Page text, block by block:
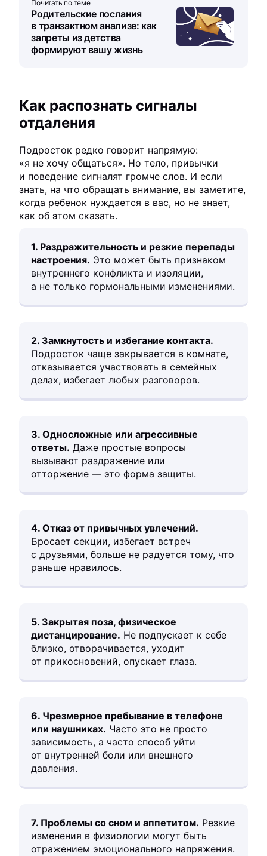
Почитать по теме
Родительские послания
в транзактном анализе: как
запреты из детства
формируют вашу жизнь
Как распознать сигналы
отдаления
Подросток редко говорит напрямую:
«я не хочу общаться». Но тело, привычки
и поведение сигналят громче слов. И если
знать, на что обращать внимание, вы заметите,
когда ребенок нуждается в вас, но не знает,
как об этом сказать.
1. Раздражительность и резкие перепады
настроения. Это может быть признаком
внутреннего конфликта и изоляции,
а не только гормональными изменениями.
2. Замкнутость и избегание контакта.
Подросток чаще закрывается в комнате,
отказывается участвовать в семейных
делах, избегает любых разговоров.
3. Односложные или агрессивные
ответы. Даже простые вопросы
вызывают раздражение или
отторжение — это форма защиты.
4. Отказ от привычных увлечений.
Бросает секции, избегает встреч
с друзьями, больше не радуется тому, что
раньше нравилось.
5. Закрытая поза, физическое
дистанцирование. Не подпускает к себе
близко, отворачивается, уходит
от прикосновений, опускает глаза.
6. Чрезмерное пребывание в телефоне
или наушниках. Часто это не просто
зависимость, а часто способ уйти
от внутренней боли или внешнего
давления.
7. Проблемы со сном и аппетитом. Резкие
изменения в физиологии могут быть
отражением эмоционального напряжения.